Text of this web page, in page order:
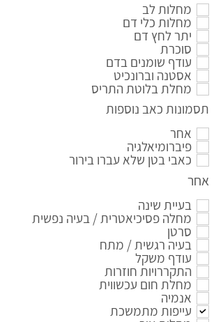
מחלות לב
מחלות כלי דם
יתר לחץ דם
סוכרת
עודף שומנים בדם
אסטנה וברונכיט
מחלת בלוטת התריס
תסמונות כאב נוספות
אחר
פיברומיאלגיה
כאבי בטן שלא עברו בירור
אחר
בעיית שינה
מחלה פסיכיאטרית / בעיה נפשית
סרטן
בעיה רגשית / מתח
עודף משקל
התקררויות חוזרות
מחלת חום עכשווית
אנמיה
עייפות מתמשכת